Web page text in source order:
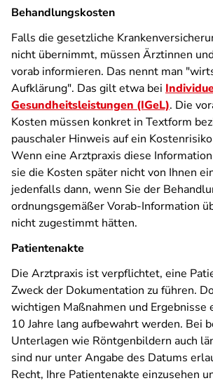
Behandlungskosten
Falls die gesetzliche
nicht übernimmt, müssen Ärztinnen
vorab informieren. Das nennt man
Aufklärung". Das gilt etwa bei
Gesundheitsleistungen (IGeL). Die
Kosten müssen konkret in Textform
pauschaler Hinweis auf ein
Wenn eine Arztpraxis diese
sie die Kosten später nicht von Ihnen
jedenfalls dann, wenn Sie der
ordnungsgemäßer Vorab-Information
nicht zugestimmt hätten.
Patientenakte
Die Arztpraxis ist verpflichtet, eine
Zweck der Dokumentation zu führen.
wichtigen Maßnahmen und Ergebnisse
10 Jahre lang aufbewahrt werden. Bei
Unterlagen wie Röntgenbildern auch
sind nur unter Angabe des Datums
Recht, Ihre Patientenakte einzusehen